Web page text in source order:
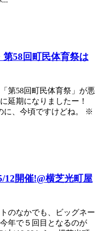
第58回町民体育祭は
第58回町民体育祭」が悪
延期になりましたー！
に、今頃ですけどね。 ※
12開催!@横芝光町屋
のなかでも、ビッグネー
年で５回目となるのが